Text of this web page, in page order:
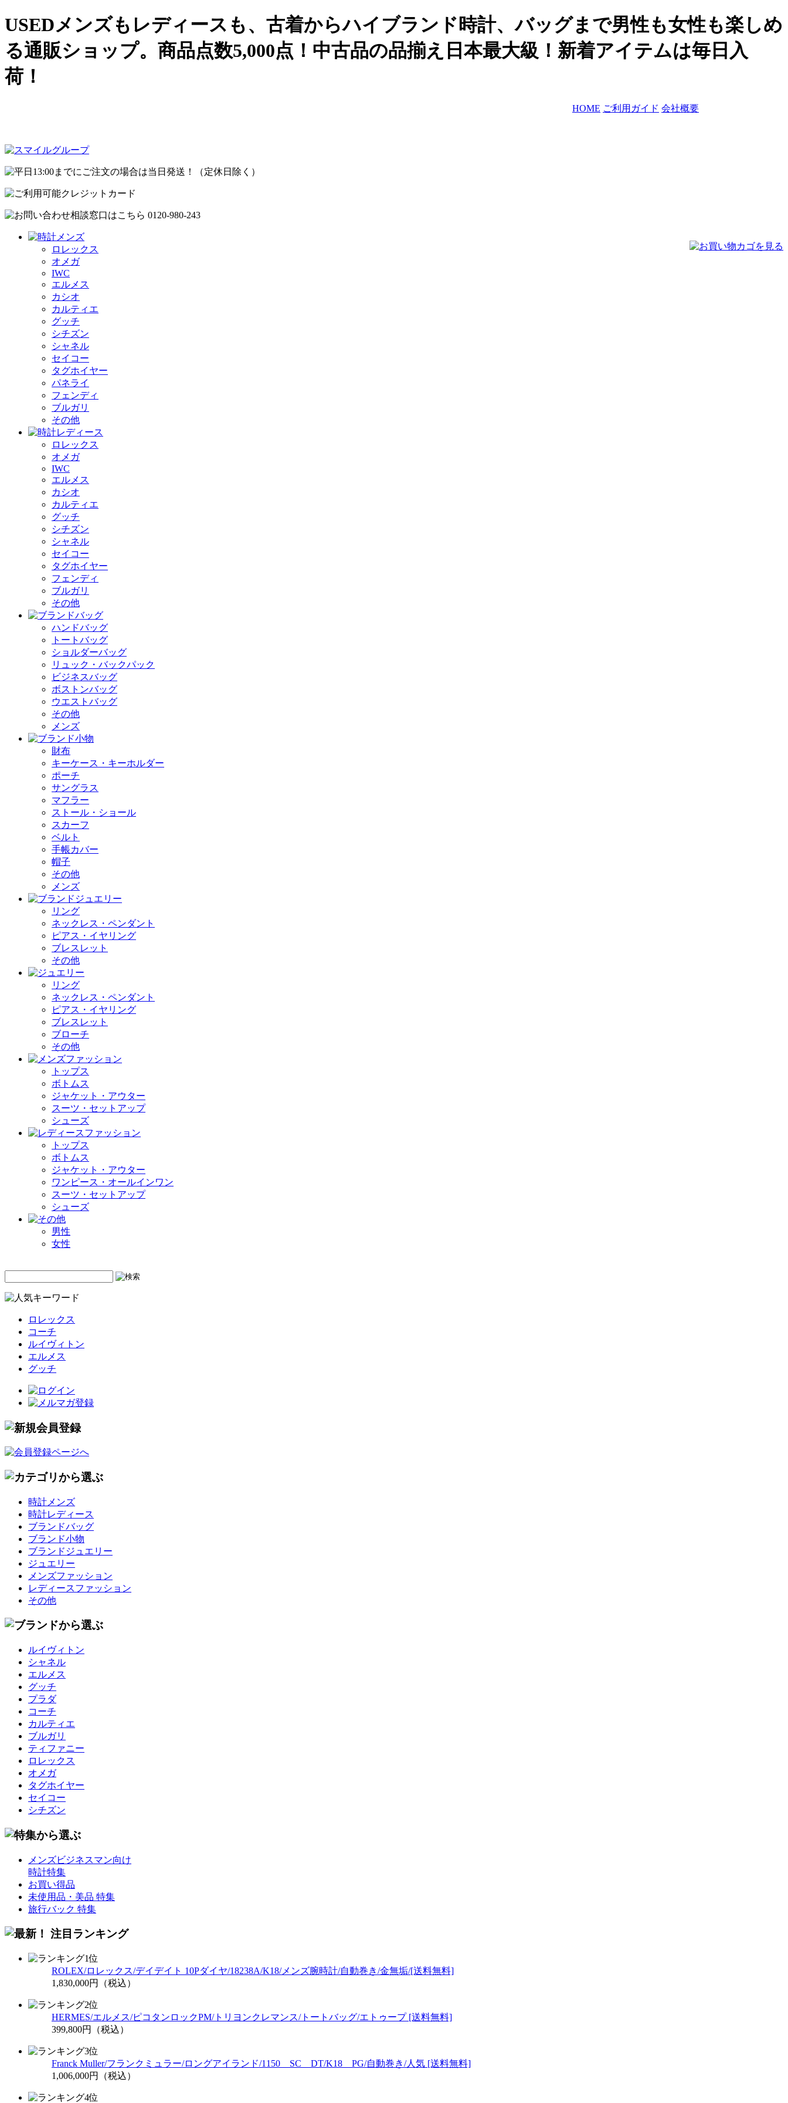
USEDメンズもレディースも、古着からハイブランド時計、バッグまで男性も女性も楽しめ
る通販ショップ。商品点数5,000点！中古品の品揃え日本最大級！新着アイテムは毎日入
荷！
HOME ご利用ガイド 会社概要
ロレックス
オメガ
IWC
エルメス
カシオ
カルティエ
グッチ
シチズン
シャネル
セイコー
タグホイヤー
パネライ
フェンディ
ブルガリ
その他
ロレックス
オメガ
IWC
エルメス
カシオ
カルティエ
グッチ
シチズン
シャネル
セイコー
タグホイヤー
フェンディ
ブルガリ
その他
ハンドバッグ
トートバッグ
ショルダーバッグ
リュック・バックパック
ビジネスバッグ
ボストンバッグ
ウエストバッグ
その他
メンズ
財布
キーケース・キーホルダー
ポーチ
サングラス
マフラー
ストール・ショール
スカーフ
ベルト
手帳カバー
帽子
その他
メンズ
リング
ネックレス・ペンダント
ピアス・イヤリング
ブレスレット
その他
リング
ネックレス・ペンダント
ピアス・イヤリング
ブレスレット
ブローチ
その他
トップス
ボトムス
ジャケット・アウター
スーツ・セットアップ
シューズ
トップス
ボトムス
ジャケット・アウター
ワンピース・オールインワン
スーツ・セットアップ
シューズ
男性
女性
ロレックス
コーチ
ルイヴィトン
エルメス
グッチ
時計メンズ
時計レディース
ブランドバッグ
ブランド小物
ブランドジュエリー
ジュエリー
メンズファッション
レディースファッション
その他
ルイヴィトン
シャネル
エルメス
グッチ
プラダ
コーチ
カルティエ
ブルガリ
ティファニー
ロレックス
オメガ
タグホイヤー
セイコー
シチズン
メンズビジネスマン向け
時計特集
お買い得品
未使用品・美品 特集
旅行バック 特集
ROLEX/ロレックス/デイデイト 10Pダイヤ/18238A/K18/メンズ腕時計/自動巻き/金無垢/[送料無料]
1,830,000円（税込）
HERMES/エルメス/ピコタンロックPM/トリヨンクレマンス/トートバッグ/エトゥープ [送料無料]
399,800円（税込）
Franck Muller/フランクミュラー/ロングアイランド/1150 SC DT/K18 PG/自動巻き/人気 [送料無料]
1,006,000円（税込）